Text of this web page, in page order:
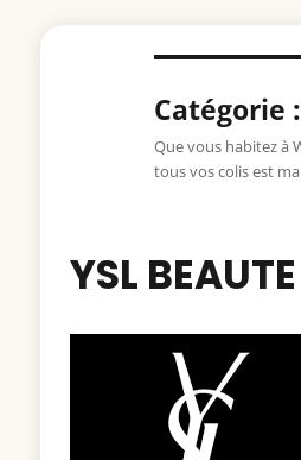
Catégorie
Que vous habitez à
tous vos colis est
YSL